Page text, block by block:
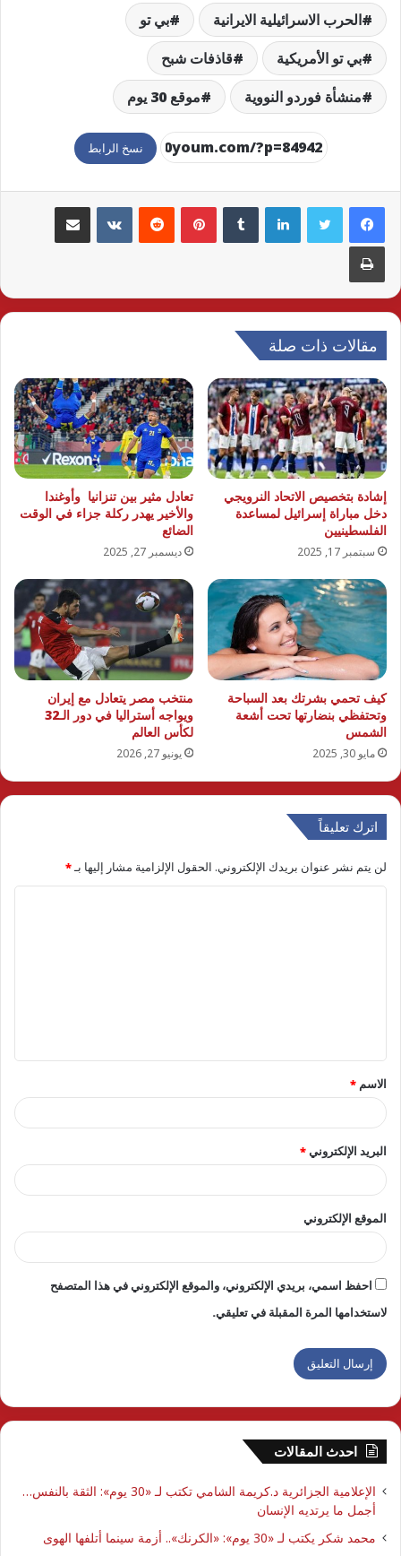
الحرب الاسرائيلية الايرانية
بي تو
بي تو الأمريكية
قاذفات شبح
منشأة فوردو النووية
موقع 30 يوم
نسخ الرابط
لينكدإن بينتيريست مشاركة عبر البريد
طباعة
مقالات ذات صلة
إشادة بتخصيص الاتحاد النرويجي
دخل مباراة إسرائيل لمساعدة
الفلسطينيين
سبتمبر 17, 2025
تعادل مثير بين تنزانيا وأوغندا
والأخير يهدر ركلة جزاء في الوقت
الضائع
ديسمبر 27, 2025
كيف تحمي بشرتك بعد السباحة
وتحتفظي بنضارتها تحت أشعة
الشمس
مايو 30, 2025
منتخب مصر يتعادل مع إيران
ويواجه أستراليا في دور الـ32
لكأس العالم
يونيو 27, 2026
اترك تعليقاً
لن يتم نشر عنوان بريدك الإلكتروني. الحقول الإلزامية مشار إليها بـ*
ق
*
الاسم *
البريد الإلكتروني*
الموقع الإلكتروني
احفظ اسمي، بريدي الإلكتروني، والموقع الإلكتروني في هذا المتصفح
لاستخدامها المرة المقبلة في تعليقي.
احدث المقالات
الإعلامية الجزائرية د.كريمة الشامي تكتب لـ «30 يوم»: الثقة بالنفس…
أجمل ما يرتديه الإنسان
محمد شكر يكتب لـ «30 يوم»: «الكرنك».. أزمة سينما أتلفها الهوى